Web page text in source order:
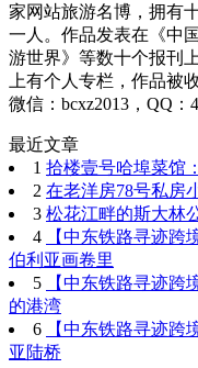
家网站旅游名博，拥有
一人。作品发表在《中
游世界》等数十个报刊
上有个人专栏，作品被
微信：bcxz2013，QQ：
最近文章
1 拾楼壹号哈埠菜馆
2 在老洋房78号私房
3 松花江畔的斯大林
4
【中东铁路寻迹
伯利亚画卷里
5
【中东铁路寻迹
的港湾
6
【中东铁路寻迹跨
亚陆桥